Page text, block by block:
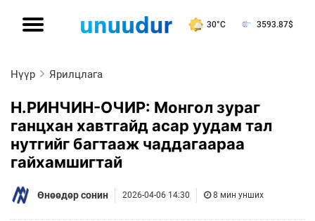
30°C 3593.87$
Нүүр Ярилцлага
Н.РИНЧИН-ОЧИР: Монгол зураг
ганцхан хавтгайд асар уудам тал
нутгийг багтааж чаддагаараа
гайхамшигтай
Өнөөдөр сонин 2026-04-06 14:30 8 мин унших